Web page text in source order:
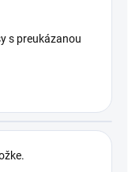
s preukázanou